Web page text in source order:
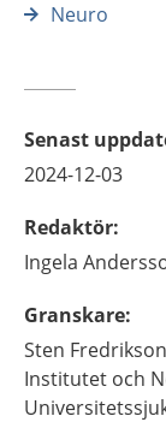
Neuro
Senast
2024-12-03
Redaktör:
Ingela
Granskare:
Sten
Institutet och